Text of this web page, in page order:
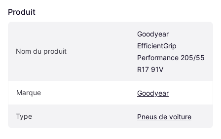
Produit
Nom du produit
Goodyear
EfficientGrip
Performance 205/55
R17 91V
Marque Goodyear
Type Pneus de voiture